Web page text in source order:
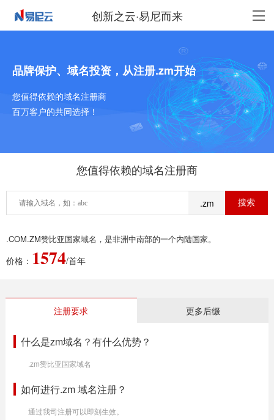
创新之云·易尼而来
品牌保护、域名投资，从注册.zm开始
您值得依赖的域名注册商
百万客户的共同选择！
您值得依赖的域名注册商
.zm
.COM.ZM赞比亚国家域名，是非洲中南部的一个内陆国家。
价格： 1574/首年
注册要求 更多后缀
什么是zm域名？有什么优势？
.zm赞比亚国家域名
如何进行.zm 域名注册？
通过我司注册可以即刻生效。